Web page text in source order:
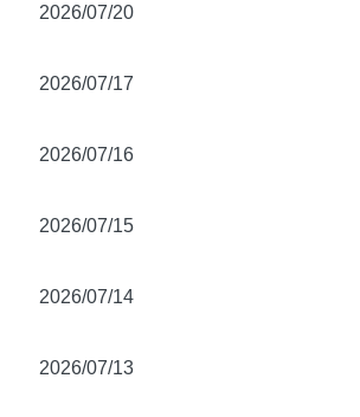
2026/07/20
2026/07/17
2026/07/16
2026/07/15
2026/07/14
2026/07/13